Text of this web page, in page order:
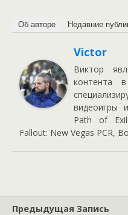
Об авторе Недавние
Victor
Виктор
контента
видеоигры
Path of
Fallout: New Vegas PCR,
Предыдущая Запись